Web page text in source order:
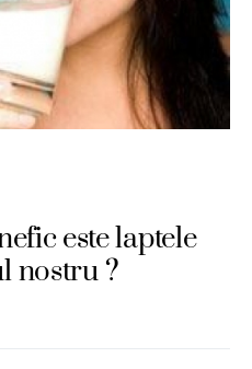
este laptele
nostru ?